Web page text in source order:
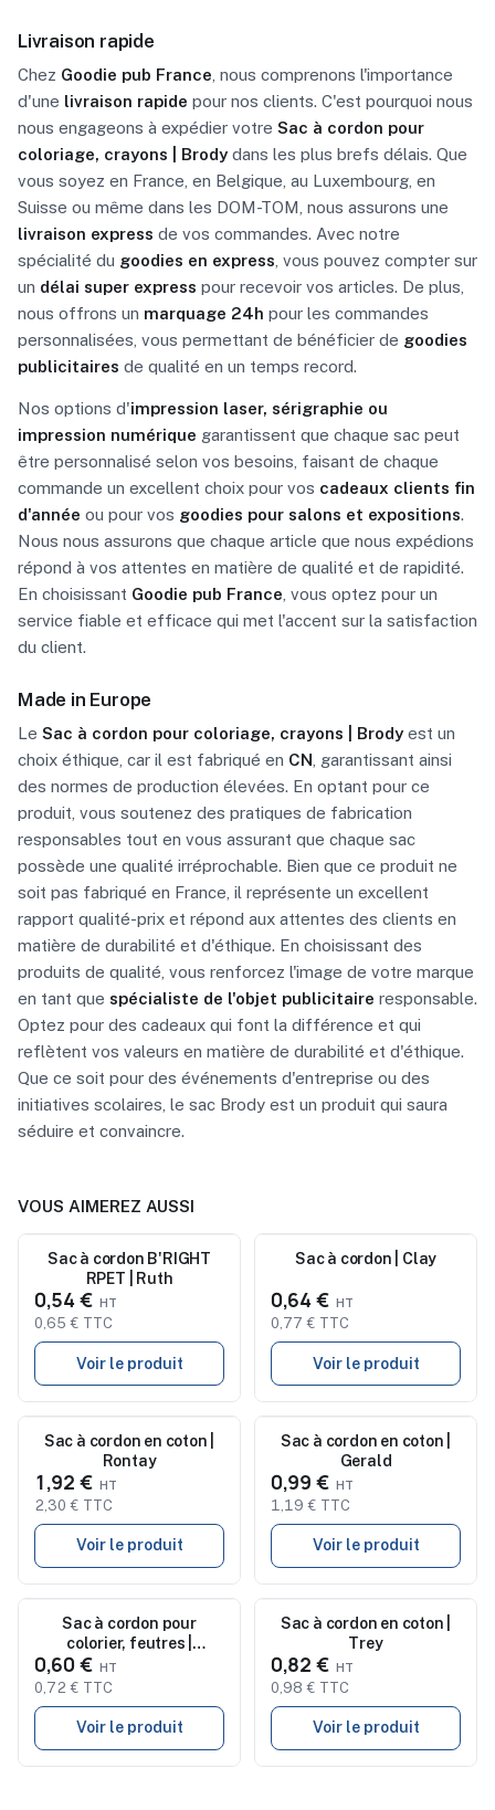
Livraison rapide
Chez Goodie pub France , nous comprenons l'importance
d'une livraison rapide pour nos clients. C'est pourquoi nous
nous engageons à expédier votre Sac à cordon pour
coloriage, crayons | Brody dans les plus brefs délais. Que
vous soyez en France, en Belgique, au Luxembourg, en
Suisse ou même dans les DOM-TOM, nous assurons une
livraison express de vos commandes. Avec notre
spécialité du goodies en express , vous pouvez compter sur
un délai super express pour recevoir vos articles. De plus,
nous offrons un marquage 24h pour les commandes
personnalisées, vous permettant de bénéficier de goodies
publicitaires de qualité en un temps record.
Nos options d'impression laser, sérigraphie ou
impression numérique garantissent que chaque sac peut
être personnalisé selon vos besoins, faisant de chaque
commande un excellent choix pour vos cadeaux clients fin
d'année ou pour vos goodies pour salons et expositions.
Nous nous assurons que chaque article que nous expédions
répond à vos attentes en matière de qualité et de rapidité.
En choisissant Goodie pub France , vous optez pour un
service fiable et efficace qui met l'accent sur la satisfaction
du client.
Made in Europe
Le Sac à cordon pour coloriage, crayons | Brody est un
choix éthique, car il est fabriqué en CN , garantissant ainsi
des normes de production élevées. En optant pour ce
produit, vous soutenez des pratiques de fabrication
responsables tout en vous assurant que chaque sac
possède une qualité irréprochable. Bien que ce produit ne
soit pas fabriqué en France, il représente un excellent
rapport qualité-prix et répond aux attentes des clients en
matière de durabilité et d'éthique. En choisissant des
produits de qualité, vous renforcez l'image de votre marque
en tant que spécialiste de l'objet publicitaire responsable.
Optez pour des cadeaux qui font la différence et qui
reflètent vos valeurs en matière de durabilité et d'éthique.
Que ce soit pour des événements d'entreprise ou des
initiatives scolaires, le sac Brody est un produit qui saura
séduire et convaincre.
VOUS AIMEREZ AUSSI
Nouveau
Sac à cordon B'RIGHT
RPET | Ruth
0,54 €
0,65 € TTC
Voir le produit
Nouveau
Sac à cordon | Clay
0,64 €
0,77 € TTC
Voir le produit
Nouveau
Sac à cordon en coton |
Rontay
1,92 €
2,30 € TTC
Voir le produit
Nouveau
Sac à cordon en coton |
Gerald
0,99 €
1,19 € TTC
Voir le produit
Nouveau
Sac à cordon pour
colorier, feutres |
Franklin
0,60 €
0,72 € TTC
Voir le produit
Nouveau
Sac à cordon en coton |
Trey
0,82 €
0,98 € TTC
Voir le produit